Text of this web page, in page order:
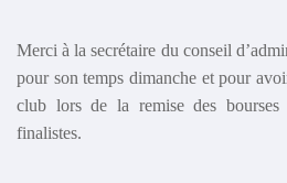
Merci à la secrétaire du conseil
pour son temps dimanche et pour
club lors de la remise des bourses
finalistes.